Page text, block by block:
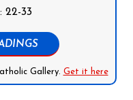
22-33
Gallery. Get it here